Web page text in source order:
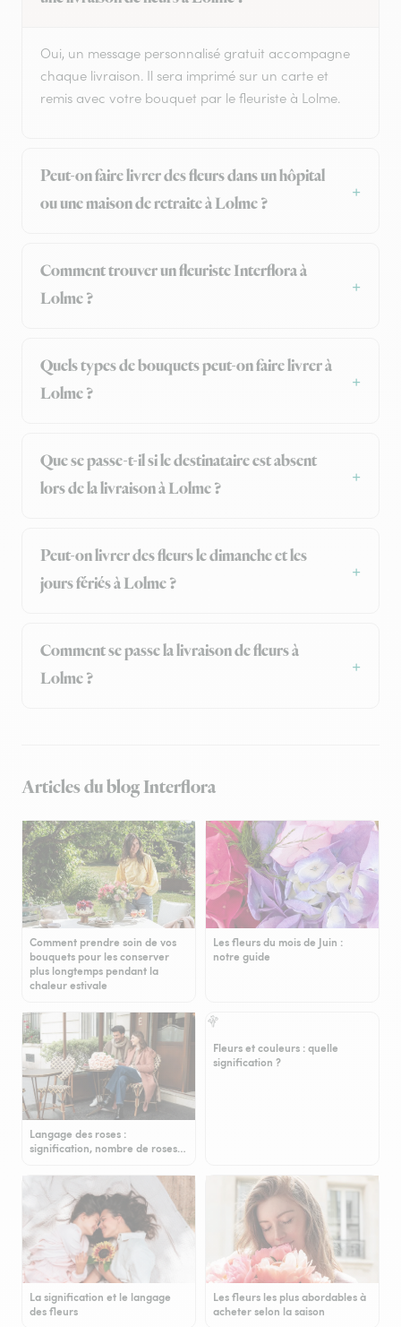
Oui, un message personnalisé gratuit accompagne
chaque livraison. Il sera imprimé sur un carte et
remis avec votre bouquet par le fleuriste à Lolme.
Peut-on faire livrer des fleurs dans un hôpital
ou une maison de retraite à Lolme ?
Comment trouver un fleuriste Interflora à
Lolme ?
Quels types de bouquets peut-on faire livrer à
Lolme ?
Que se passe-t-il si le destinataire est absent
lors de la livraison à Lolme ?
Peut-on livrer des fleurs le dimanche et les
jours fériés à Lolme ?
Comment se passe la livraison de fleurs à
Lolme ?
Articles du blog Interflora
Comment prendre soin de vos
bouquets pour les conserver
plus longtemps pendant la
chaleur estivale
Les fleurs du mois de Juin :
notre guide
Langage des roses :
signification, nombre de roses…
Fleurs et couleurs : quelle
signification ?
La signification et le langage
des fleurs
Les fleurs les plus abordables à
acheter selon la saison